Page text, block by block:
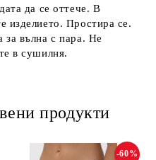
да се оттече. В
изделието. Простира се.
за вълна с пара. Не
в сушилня.
продукти
-60%